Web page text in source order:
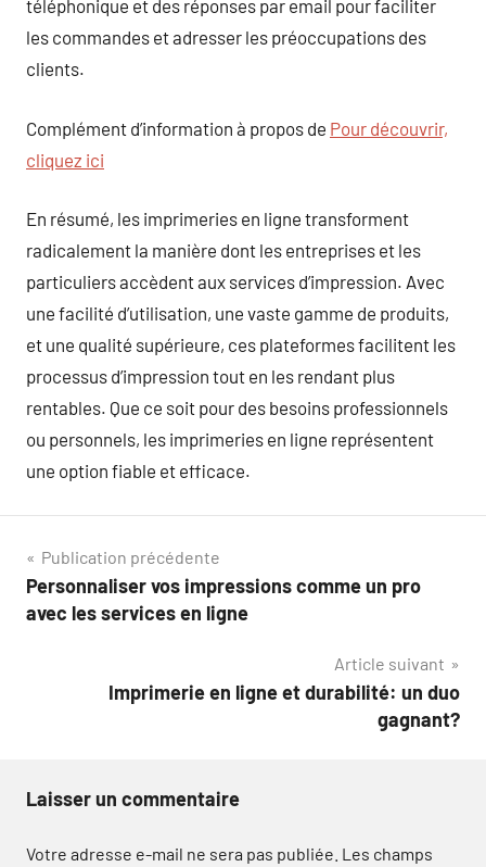
téléphonique et des réponses par email pour faciliter
les commandes et adresser les préoccupations des
clients.
Complément d’information à propos de Pour découvrir,
cliquez ici
En résumé, les imprimeries en ligne transforment
radicalement la manière dont les entreprises et les
particuliers accèdent aux services d’impression. Avec
une facilité d’utilisation, une vaste gamme de produits,
et une qualité supérieure, ces plateformes facilitent les
processus d’impression tout en les rendant plus
rentables. Que ce soit pour des besoins professionnels
ou personnels, les imprimeries en ligne représentent
une option fiable et efficace.
Navigation
de
Publication précédente
Personnaliser vos impressions comme un pro
avec les services en ligne
Article suivant
Imprimerie en ligne et durabilité: un duo
gagnant?
Laisser un commentaire
Votre adresse e-mail ne sera pas publiée. Les champs